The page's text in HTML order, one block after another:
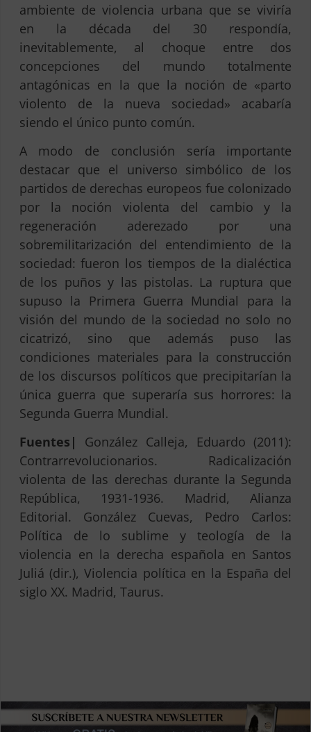
ambiente de violencia urbana que se viviría
en la década del 30 respondía,
inevitablemente, al choque entre dos
concepciones del mundo totalmente
antagónicas en la que la noción de «parto
violento de la nueva sociedad» acabaría
siendo el único punto común.
A modo de conclusión sería importante
destacar que el universo simbólico de los
partidos de derechas europeos fue colonizado
por la noción violenta del cambio y la
regeneración aderezado por una
sobremilitarización del entendimiento de la
sociedad: fueron los tiempos de la dialéctica
de los puños y las pistolas. La ruptura que
supuso la Primera Guerra Mundial para la
visión del mundo de la sociedad no solo no
cicatrizó, sino que además puso las
condiciones materiales para la construcción
de los discursos políticos que precipitarían la
única guerra que superaría sus horrores: la
Segunda Guerra Mundial.
Fuentes| González Calleja, Eduardo (2011):
Contrarrevolucionarios. Radicalización
violenta de las derechas durante la Segunda
República, 1931-1936. Madrid, Alianza
Editorial. González Cuevas, Pedro Carlos:
Política de lo sublime y teología de la
violencia en la derecha española en Santos
Juliá (dir.), Violencia política en la España del
siglo XX. Madrid, Taurus.